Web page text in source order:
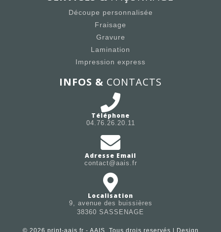
Découpe personnalisée
Fraisage
Gravure
Lamination
Impression express
INFOS & CONTACTS
Téléphone
04.76.26.20.11
Adresse Email
contact@aais.fr
Localisation
9, avenue des buissières
38360 SASSENAGE
© 2026 print-aais.fr - AAIS. Tous drois reservés | Design